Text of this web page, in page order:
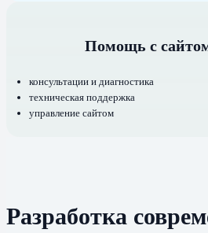
Помощь с
консультации и диагностика
техническая поддержка
управление сайтом
Разработка